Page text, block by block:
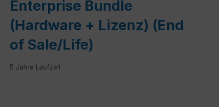
Enterprise Bundle
(Hardware + Lizenz) (End
of Sale/Life)
5 Jahre Laufzeit